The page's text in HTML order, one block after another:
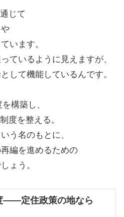
じて
います。
ているように見えますが、
して機能しているんです。
構築し、
度を整える。
う名のもとに、
編を進めるための
ょう。
——定住政策の地なら